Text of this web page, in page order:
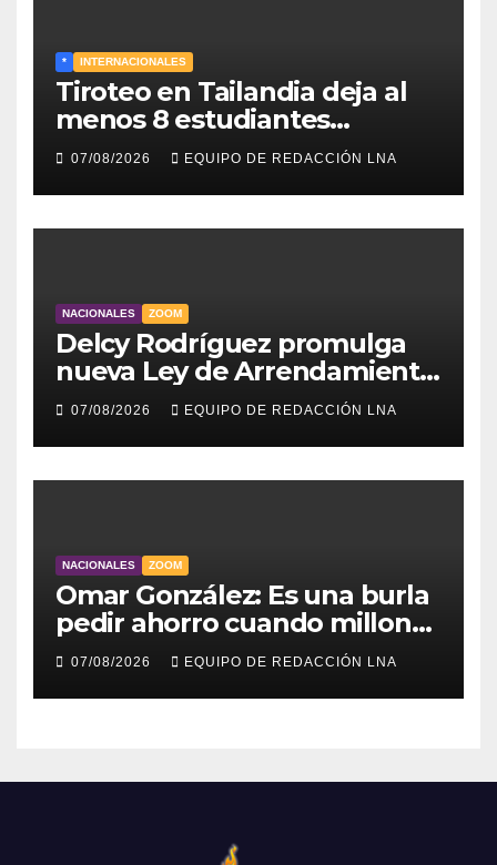
* INTERNACIONALES
Tiroteo en Tailandia deja al
menos 8 estudiantes
muertos y 30 heridos
07/08/2026 EQUIPO DE REDACCIÓN LNA
NACIONALES ZOOM
Delcy Rodríguez promulga
nueva Ley de Arrendamiento
para atender a familias
damnificadas
07/08/2026 EQUIPO DE REDACCIÓN LNA
NACIONALES ZOOM
Omar González: Es una burla
pedir ahorro cuando millones
viven sin luz y sin agua
07/08/2026 EQUIPO DE REDACCIÓN LNA